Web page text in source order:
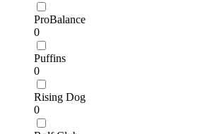
ProBalance
0
Puffins
0
Rising Dog
0